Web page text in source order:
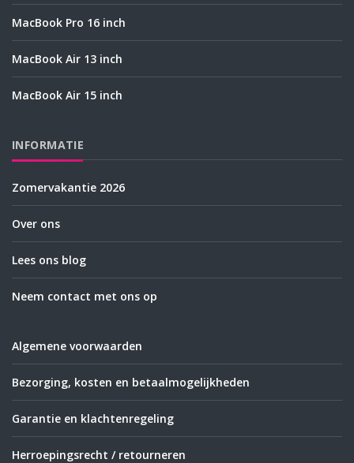
MacBook Pro 16 inch
MacBook Air 13 inch
MacBook Air 15 inch
INFORMATIE
Zomervakantie 2026
Over ons
Lees ons blog
Neem contact met ons op
Algemene voorwaarden
Bezorging, kosten en betaalmogelijkheden
Garantie en klachtenregeling
Herroepingsrecht / retourneren